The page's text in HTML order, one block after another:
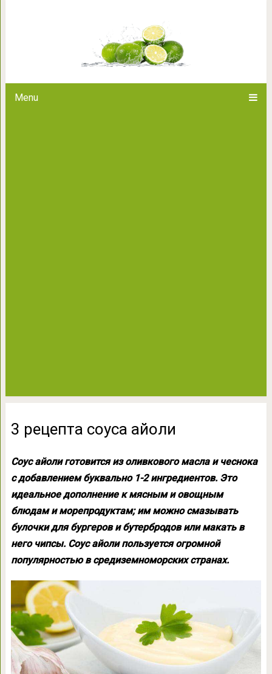
Menu
3 рецепта соуса айоли
Соус айоли готовится из оливкового масла и чеснока
с добавлением буквально 1-2 ингредиентов. Это
идеальное дополнение к мясным и овощным
блюдам и морепродуктам; им можно смазывать
булочки для бургеров и бутербродов или макать в
него чипсы. Соус айоли пользуется огромной
популярностью в средиземноморских странах.